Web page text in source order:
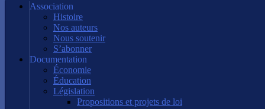
Association
Histoire
Nos auteurs
Nous soutenir
S’abonner
Documentation
Économie
Éducation
Législation
Propositions et projets de loi